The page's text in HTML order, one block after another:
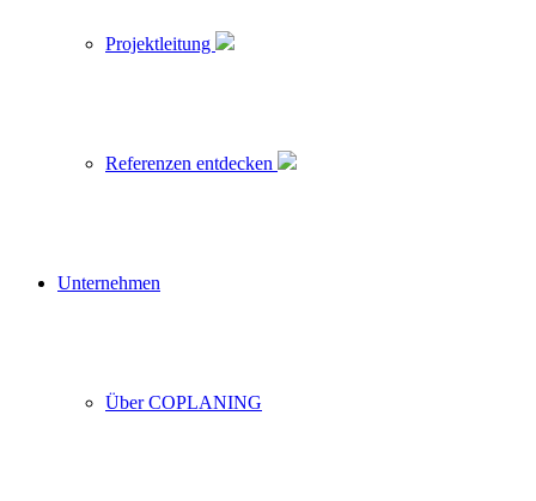
Projektleitung
Referenzen entdecken
Unternehmen
Über COPLANING